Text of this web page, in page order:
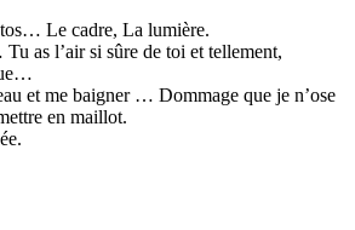
Le cadre, La lumière.
as l’air si sûre de toi et tellement,
et me baigner … Dommage que je n’ose
en maillot.